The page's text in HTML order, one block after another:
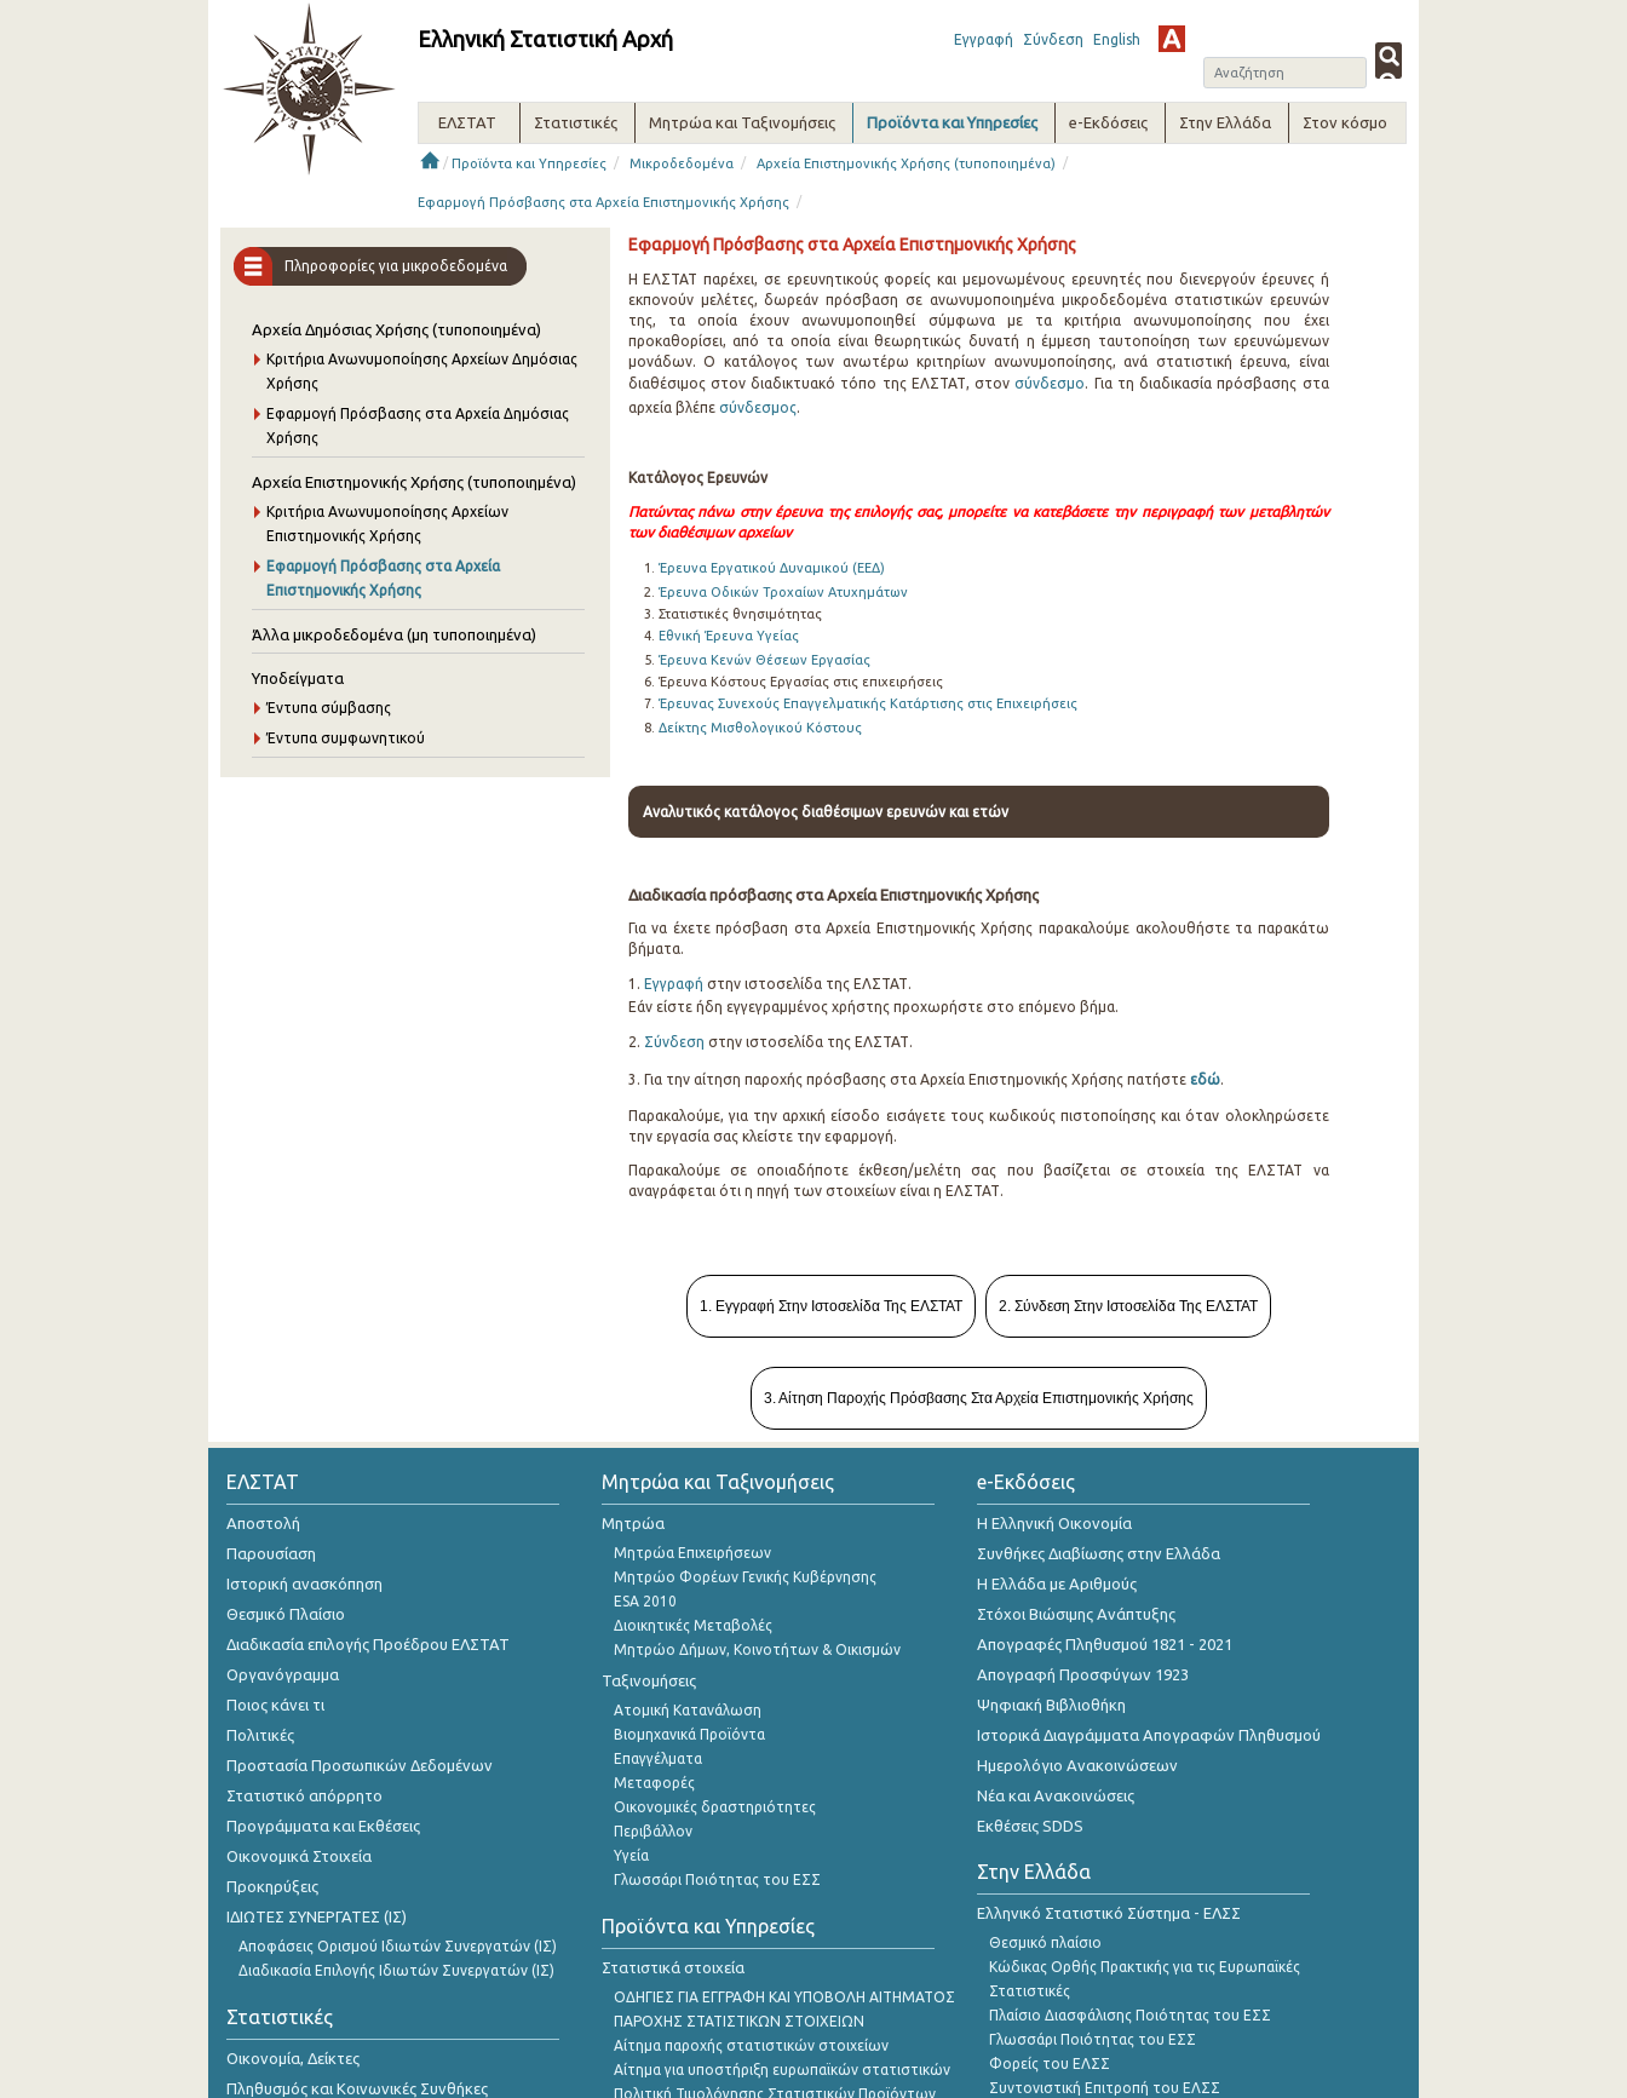
Ελληνική Στατιστική Αρχή Εγγραφή Σύνδεση English
ΕΛΣΤΑΤ Στατιστικές Μητρώα και Ταξινομήσεις Προϊόντα και Υπηρεσίες e-Εκδόσεις Στην Ελλάδα Στον κόσμο
/ Προϊόντα και Υπηρεσίες / Μικροδεδομένα / Αρχεία Επιστημονικής Χρήσης (τυποποιημένα) /
Εφαρμογή Πρόσβασης στα Αρχεία Επιστημονικής Χρήσης /
Πληροφορίες για μικροδεδομένα
Αρχεία Δημόσιας Χρήσης (τυποποιημένα)
Κριτήρια Ανωνυμοποίησης Αρχείων Δημόσιας
Χρήσης
Εφαρμογή Πρόσβασης στα Αρχεία Δημόσιας
Χρήσης
Αρχεία Επιστημονικής Χρήσης (τυποποιημένα)
Κριτήρια Ανωνυμοποίησης Αρχείων
Επιστημονικής Χρήσης
Εφαρμογή Πρόσβασης στα Αρχεία
Επιστημονικής Χρήσης
Άλλα μικροδεδομένα (μη τυποποιημένα)
Υποδείγματα
Έντυπα σύμβασης
Έντυπα συμφωνητικού
Εφαρμογή Πρόσβασης στα Αρχεία Επιστημονικής Χρήσης
Η ΕΛΣΤΑΤ παρέχει, σε ερευνητικούς φορείς και μεμονωμένους ερευνητές που διενεργούν έρευνες ή
εκπονούν μελέτες, δωρεάν πρόσβαση σε ανωνυμοποιημένα μικροδεδομένα στατιστικών ερευνών
της, τα οποία έχουν ανωνυμοποιηθεί σύμφωνα με τα κριτήρια ανωνυμοποίησης που έχει
προκαθορίσει, από τα οποία είναι θεωρητικώς δυνατή η έμμεση ταυτοποίηση των ερευνώμενων
μονάδων. Ο κατάλογος των ανωτέρω κριτηρίων ανωνυμοποίησης, ανά στατιστική έρευνα, είναι
διαθέσιμος στον διαδικτυακό τόπο της ΕΛΣΤΑΤ, στονσύνδεσμο. Για τη διαδικασία πρόσβασης στα
αρχεία βλέπε σύνδεσμος.
Κατάλογος Ερευνών
Πατώντας πάνω στην έρευνα της επιλογής σας, μπορείτε να κατεβάσετε την περιγραφή των μεταβλητών
των διαθέσιμων αρχείων
Έρευνα Εργατικού Δυναμικού (ΕΕΔ)
Έρευνα Οδικών Τροχαίων Ατυχημάτων
Στατιστικές θνησιμότητας
Εθνική Έρευνα Υγείας
Έρευνα Κενών Θέσεων Εργασίας
Έρευνα Κόστους Εργασίας στις επιχειρήσεις
Έρευνας Συνεχούς Επαγγελματικής Κατάρτισης στις Επιχειρήσεις
Δείκτης Μισθολογικού Κόστους
Αναλυτικός κατάλογος διαθέσιμων ερευνών και ετών
Διαδικασία πρόσβασης στα Αρχεία Επιστημονικής Χρήσης
Για να έχετε πρόσβαση στα Αρχεία Επιστημονικής Χρήσης παρακαλούμε ακολουθήστε τα παρακάτω
βήματα.
1. Εγγραφή στην ιστοσελίδα της ΕΛΣΤΑΤ.
Εάν είστε ήδη εγγεγραμμένος χρήστης προχωρήστε στο επόμενο βήμα.
2. Σύνδεση στην ιστοσελίδα της ΕΛΣΤΑΤ.
3. Για την αίτηση παροχής πρόσβασης στα Αρχεία Επιστημονικής Χρήσης πατήστε εδώ.
Παρακαλούμε, για την αρχική είσοδο εισάγετε τους κωδικούς πιστοποίησης και όταν ολοκληρώσετε
την εργασία σας κλείστε την εφαρμογή.
Παρακαλούμε σε οποιαδήποτε έκθεση/μελέτη σας που βασίζεται σε στοιχεία της ΕΛΣΤΑΤ να
αναγράφεται ότι η πηγή των στοιχείων είναι η ΕΛΣΤΑΤ.
1. Εγγραφή Στην Ιστοσελίδα Της ΕΛΣΤΑΤ 2. Σύνδεση Στην Ιστοσελίδα Της ΕΛΣΤΑΤ
3. Αίτηση Παροχής Πρόσβασης Στα Αρχεία Επιστημονικής Χρήσης
ΕΛΣΤΑΤ
Αποστολή
Παρουσίαση
Ιστορική ανασκόπηση
Θεσμικό Πλαίσιο
Διαδικασία επιλογής Προέδρου ΕΛΣΤΑΤ
Οργανόγραμμα
Ποιος κάνει τι
Πολιτικές
Προστασία Προσωπικών Δεδομένων
Στατιστικό απόρρητο
Προγράμματα και Εκθέσεις
Οικονομικά Στοιχεία
Προκηρύξεις
ΙΔΙΩΤΕΣ ΣΥΝΕΡΓΑΤΕΣ (ΙΣ)
Αποφάσεις Ορισμού Ιδιωτών Συνεργατών (ΙΣ)
Διαδικασία Επιλογής Ιδιωτών Συνεργατών (ΙΣ)
Στατιστικές
Οικονομία, Δείκτες
Πληθυσμός και Κοινωνικές Συνθήκες
Μητρώα και Ταξινομήσεις
Μητρώα
Μητρώα Επιχειρήσεων
Μητρώο Φορέων Γενικής Κυβέρνησης
ESA 2010
Διοικητικές Μεταβολές
Μητρώο Δήμων, Κοινοτήτων & Οικισμών
Ταξινομήσεις
Ατομική Κατανάλωση
Βιομηχανικά Προϊόντα
Επαγγέλματα
Μεταφορές
Οικονομικές δραστηριότητες
Περιβάλλον
Υγεία
Γλωσσάρι Ποιότητας του ΕΣΣ
Προϊόντα και Υπηρεσίες
Στατιστικά στοιχεία
ΟΔΗΓΙΕΣ ΓΙΑ ΕΓΓΡΑΦΗ ΚΑΙ ΥΠΟΒΟΛΗ ΑΙΤΗΜΑΤΟΣ
ΠΑΡΟΧΗΣ ΣΤΑΤΙΣΤΙΚΩΝ ΣΤΟΙΧΕΙΩΝ
Αίτημα παροχής στατιστικών στοιχείων
Αίτημα για υποστήριξη ευρωπαϊκών στατιστικών
Πολιτική Τιμολόγησης Στατιστικών Προϊόντων
e-Εκδόσεις
Η Ελληνική Οικονομία
Συνθήκες Διαβίωσης στην Ελλάδα
Η Ελλάδα με Αριθμούς
Στόχοι Βιώσιμης Ανάπτυξης
Απογραφές Πληθυσμού 1821 - 2021
Απογραφή Προσφύγων 1923
Ψηφιακή Βιβλιοθήκη
Ιστορικά Διαγράμματα Απογραφών Πληθυσμού
Ημερολόγιο Ανακοινώσεων
Νέα και Ανακοινώσεις
Εκθέσεις SDDS
Στην Ελλάδα
Ελληνικό Στατιστικό Σύστημα - ΕΛΣΣ
Θεσμικό πλαίσιο
Κώδικας Ορθής Πρακτικής για τις Ευρωπαϊκές
Στατιστικές
Πλαίσιο Διασφάλισης Ποιότητας του ΕΣΣ
Γλωσσάρι Ποιότητας του ΕΣΣ
Φορείς του ΕΛΣΣ
Συντονιστική Επιτροπή του ΕΛΣΣ